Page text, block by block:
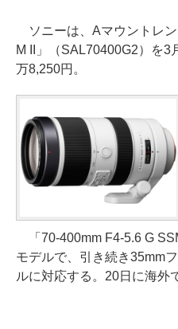
ソニーは、Aマウントレ
M II」（SAL70400G2）を3
万8,250円。
「70-400mm F4-5.6 G
モデルで、引き続き35mm
ルに対応する。20日に海外